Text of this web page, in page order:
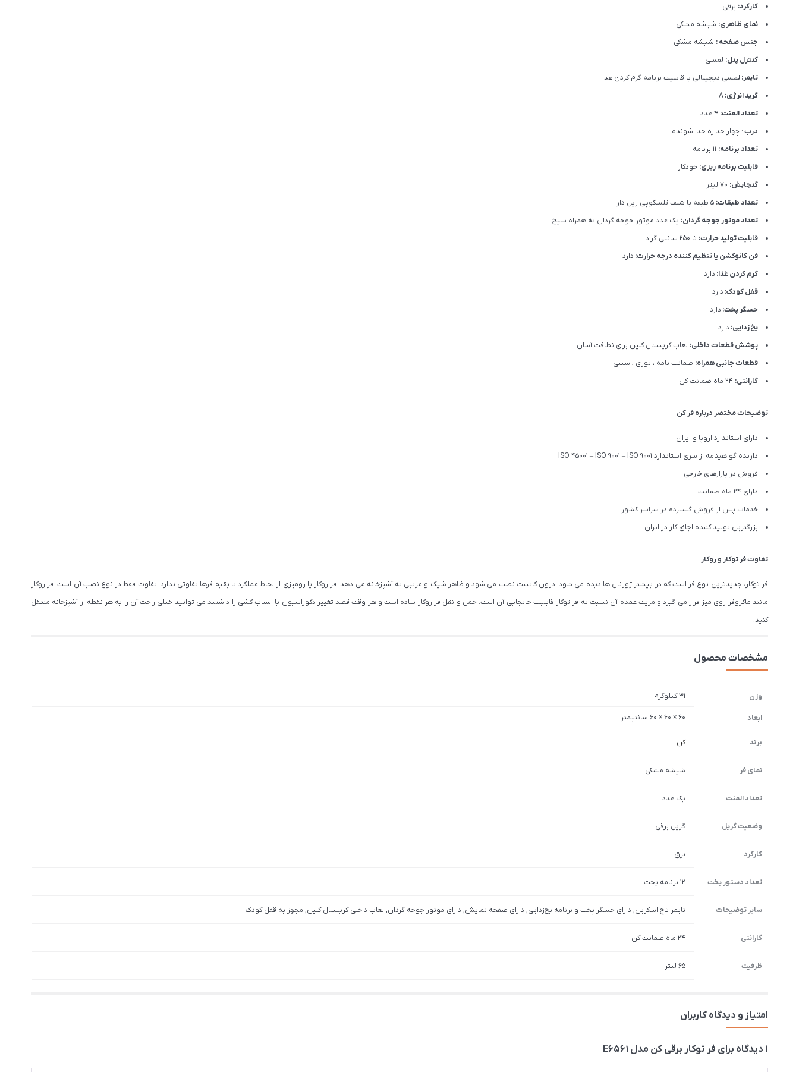
کارکرد: برقی
نمای ظاهری: شیشه مشکی
جنس صفحه : شیشه مشکی
کنترل پنل: لمسی
تایمر: لمسی دیجیتالی با قابلیت برنامه گرم کردن غذا
گرید انرژی:A
تعداد المنت:
درب: چهار جداره جدا شونده
تعداد برنامه:
قابلیت برنامه ریزی: خودکار
گنجایش:
تعداد طبقات:
تعداد موتور جوجه گردان: یک عدد موتور جوجه گردان به همراه سیخ
قابلیت تولید حرارت: تا 250 سانتی گراد
فن کانوکشن یا تنظیم کننده درجه حرارت: دارد
گرم کردن غذا: دارد
قفل کودک: دارد
حسگر پخت: دارد
یخ زدایی: دارد
پوشش قطعات داخلی: لعاب کریستال کلین برای نظافت آسان
قطعات جانبی همراه: ضمانت نامه ، توری ، سینی
گارانتی:
توضیحات مختصر درباره فر کن
دارای استاندارد اروپا و ایران
دارنده گواهینامه از سری استاندارد ISO 45001 – ISO 9001 – ISO 9001
فروش در بازارهای خارجی
دارای 24 ماه ضمانت
خدمات پس از فروش گسترده در سراسر کشور
بزرگترین تولید کننده اجاق کاز در ایران
تفاوت فر توکار و روکار
فر توکار، جدیدترین نوع فر است که در بیشتر ژورنال ها دیده می شود. درون کابینت نصب می شود و ظاهر شیک و مرتبی به آشپزخانه می دهد. فر روکار یا رومیزی از لحاظ عملکرد با بقیه فرها تفاوتی ندارد. تفاوت فقط در نوع نصب آن است. فر روکار
مانند ماکروفر روی میز قرار می گیرد و مزیت عمده آن نسبت به فر توکار قابلیت جابجایی آن است. حمل و نقل فر روکار ساده است و هر وقت قصد تغییر دکوراسیون یا اسباب کشی را داشتید می توانید خیلی راحت آن را به هر نقطه از آشپزخانه منتقل
کنید.
مشخصات محصول
وزن 31 کیلوگرم
ابعاد 60 × 60 × 60 سانتیمتر
برند کن
نمای فر شیشه مشکی
تعداد المنت یک عدد
وضعیت گریل گریل برقی
کارکرد برق
تعداد دستور پخت 12 برنامه پخت
سایر توضیحات تایمر تاچ اسکرین, دارای حسگر پخت و برنامه یخ‌زدایی, دارای صفحه نمایش, دارای موتور جوجه گردان, لعاب داخلی کریستال کلین, مجهز به قفل کودک
گارانتی 24 ماه ضمانت کن
ظرفیت 65 لیتر
امتیاز و دیدگاه کاربران
1 دیدگاه برای فر توکار برقی کن مدل E6561